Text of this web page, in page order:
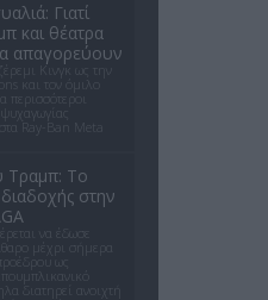
Γιατί
και θέατρα
απαγορεύουν
Κινγκ ως την
και τον όμιλο
περισσότεροι
Ray-Ban Meta
Τραμπ: Το
στην
να έδωσε
μέχρι σήμερα
ως
διατηρεί ανοιχτή